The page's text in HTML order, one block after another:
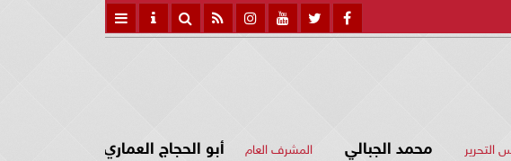
التحرير محمد الجبالي المشرف العام أبو الحجاج العماري